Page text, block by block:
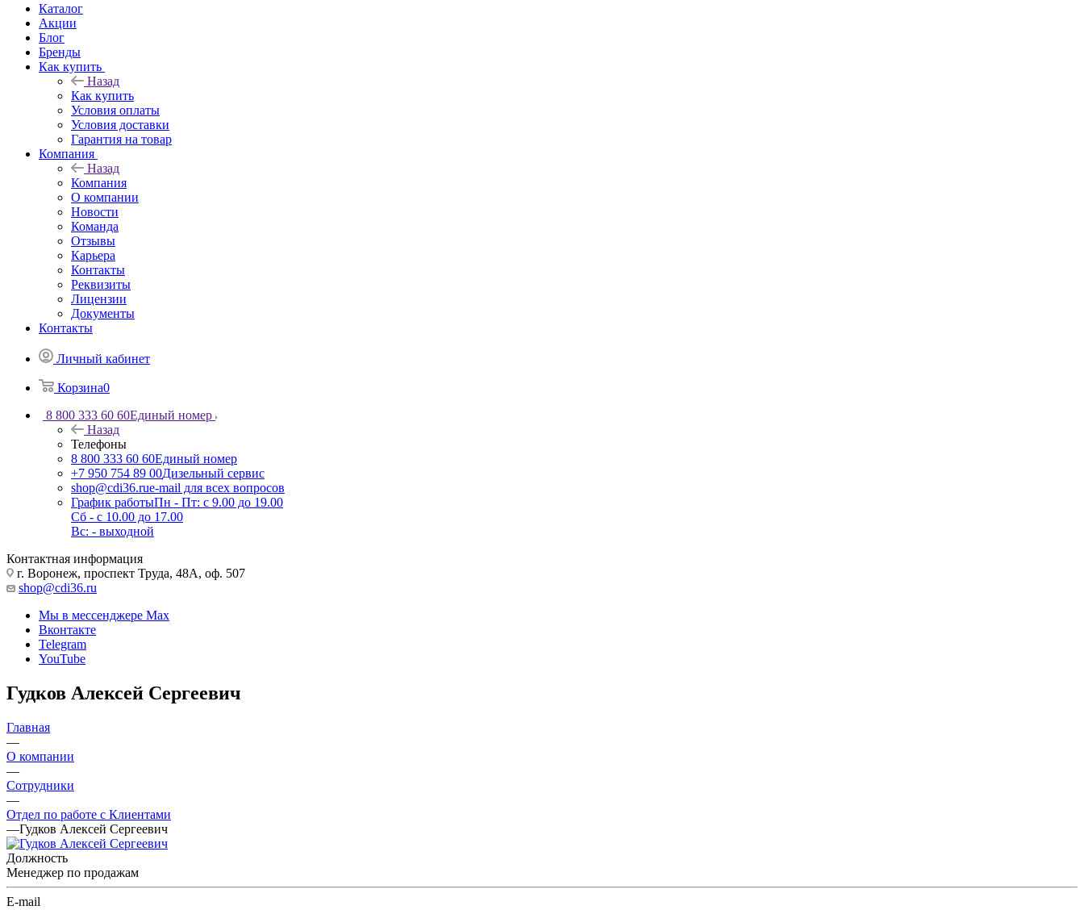
Каталог
Акции
Блог
Бренды
Как купить
Назад
Как купить
Условия оплаты
Условия доставки
Гарантия на товар
Компания
Назад
Компания
О компании
Новости
Команда
Отзывы
Карьера
Контакты
Реквизиты
Лицензии
Документы
Контакты
Личный кабинет
Корзина0
8 800 333 60 60Единый номер
Назад
Телефоны
8 800 333 60 60Единый номер
+7 950 754 89 00Дизельный сервис
shop@cdi36.rue-mail для всех вопросов
График работыПн - Пт: с 9.00 до 19.00
Сб - с 10.00 до 17.00
Вс: - выходной
Контактная информация
г. Воронеж, проспект Труда, 48А, оф. 507
shop@cdi36.ru
Мы в мессенджере Max
Вконтакте
Telegram
YouTube
Гудков Алексей Сергеевич
Главная
—
О компании
—
Сотрудники
—
Отдел по работе с Клиентами
—Гудков Алексей Сергеевич
Должность
Менеджер по продажам
E-mail